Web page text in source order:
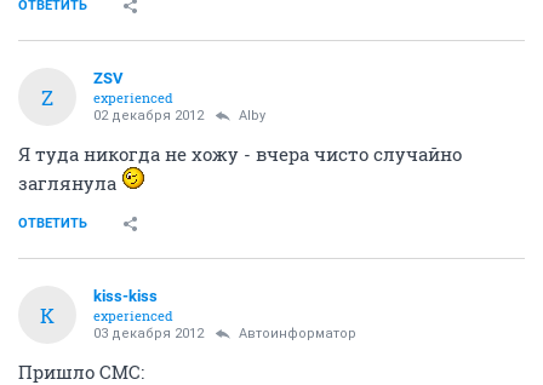
ОТВЕТИТЬ
Z
ZSV
experienced
02 декабря 2012 Alby
Я туда никогда не хожу - вчера чисто случайно
заглянула
ОТВЕТИТЬ
K
kiss-kiss
experienced
03 декабря 2012 Автоинформатор
Пришло СМС: